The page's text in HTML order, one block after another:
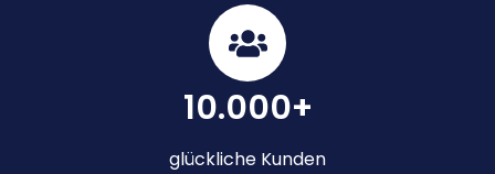
10.000+
glückliche Kunden